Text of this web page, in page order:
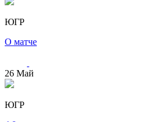
ЮГР
О матче
26 Май
ЮГР